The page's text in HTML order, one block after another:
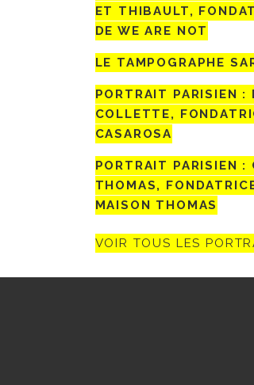
ET THIBAULT,
DE WE ARE NOT
LE TAMPOGRAPHE
PORTRAIT PARISIEN :
COLLETTE,
CASAROSA
PORTRAIT PARISIEN :
THOMAS,
MAISON THOMAS
VOIR TOUS LES